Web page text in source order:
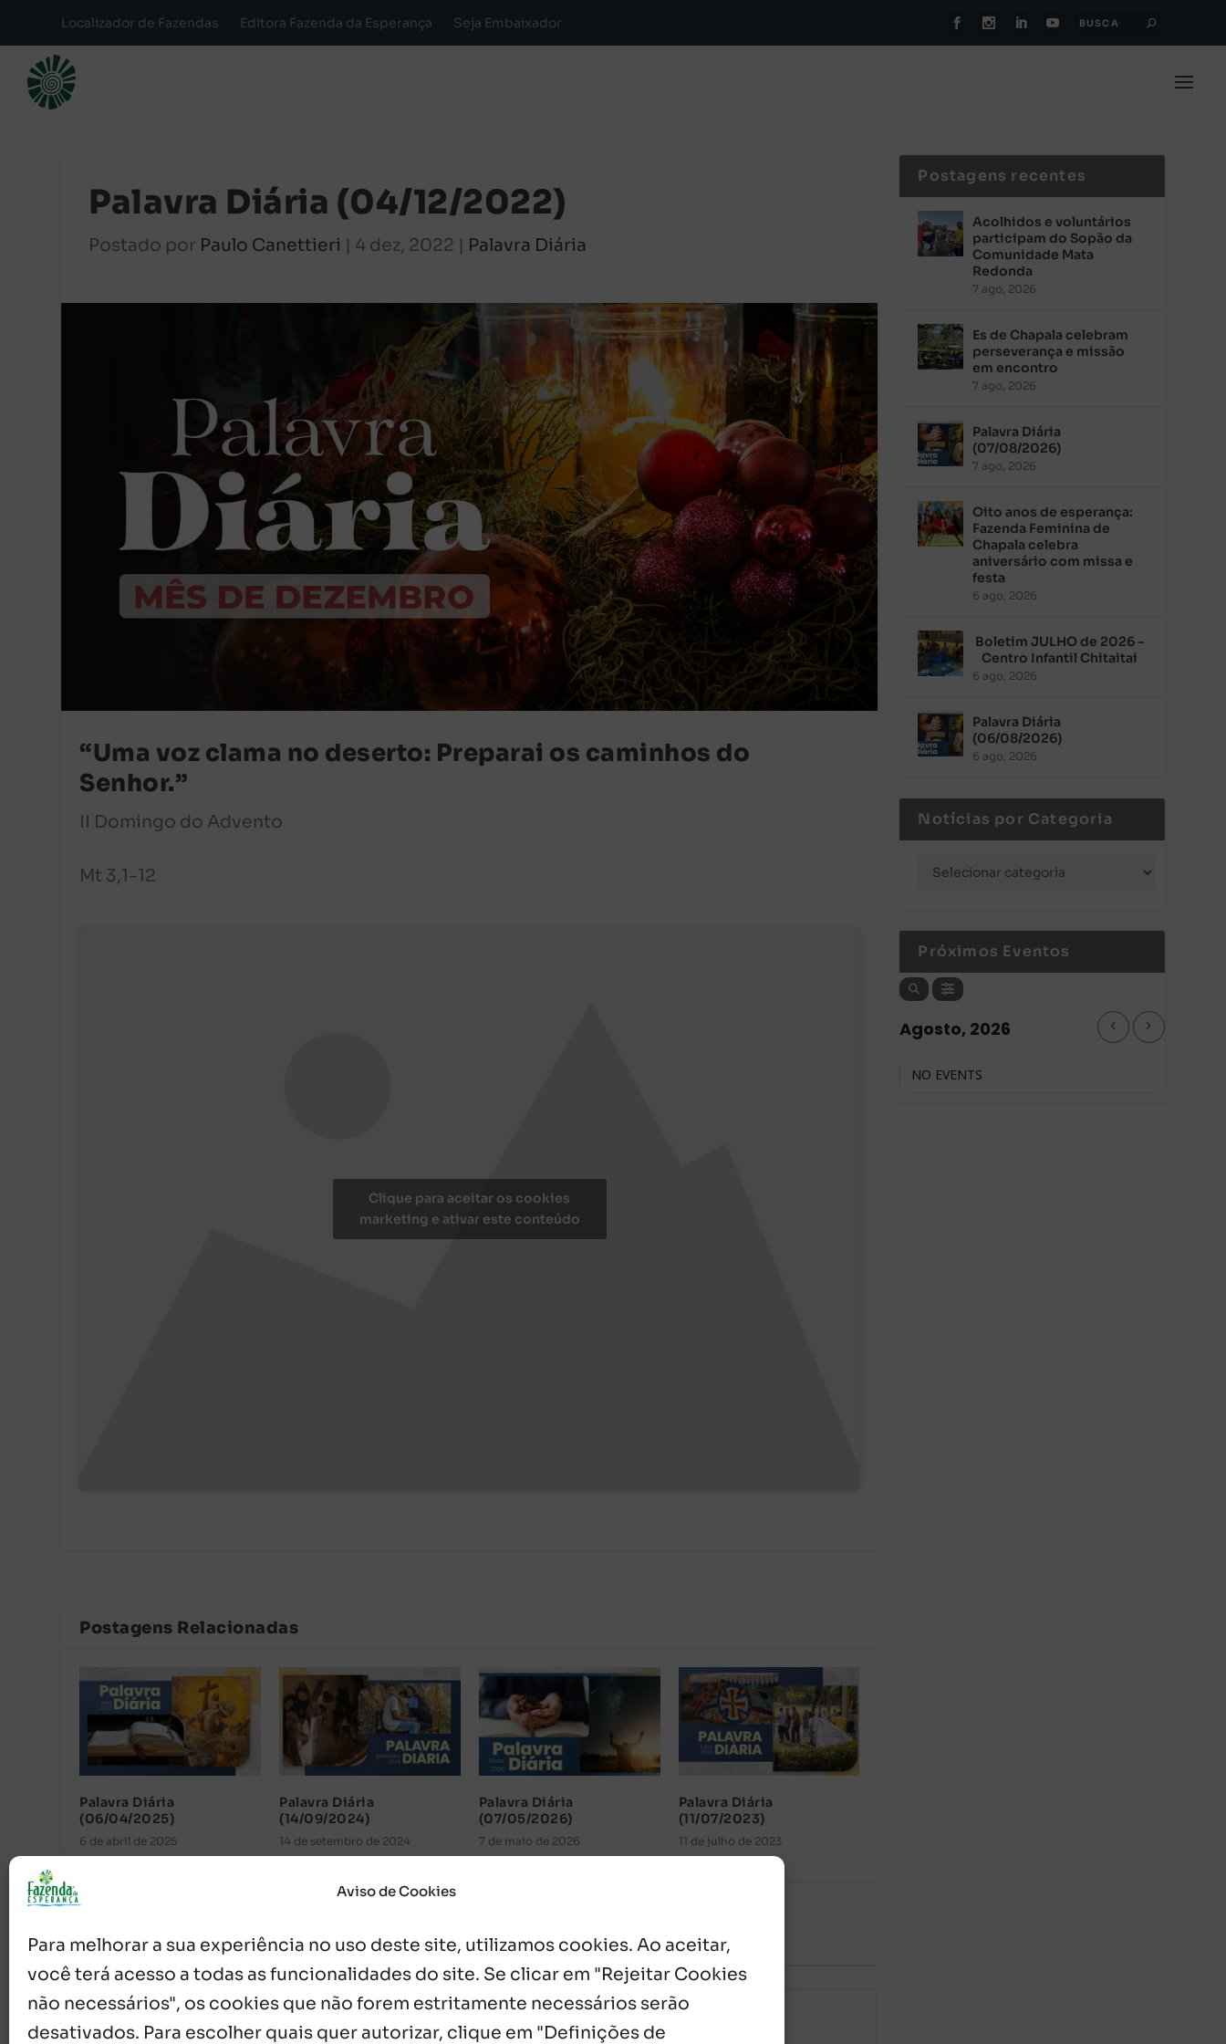
Aviso de Cookies
Para melhorar a sua experiência no uso deste site, utilizamos cookies. Ao aceitar,
você terá acesso a todas as funcionalidades do site. Se clicar em "Rejeitar Cookies
não necessários", os cookies que não forem estritamente necessários serão
desativados. Para escolher quais quer autorizar, clique em "Definições de
Localizador de Fazendas Editora Fazenda da Esperança Seja Embaixador
Palavra Diária (04/12/2022)
Postado por Paulo Canettieri | 4 dez, 2022 | Palavra Diária
“Uma voz clama no deserto: Preparai os caminhos do
Senhor.”
II Domingo do Advento
Mt 3,1-12
Clique para aceitar os cookies
marketing e ativar este conteúdo
Postagens Relacionadas
Palavra Diária
(06/04/2025)
6 de abril de 2025
Palavra Diária
(14/09/2024)
14 de setembro de 2024
Palavra Diária
(07/05/2026)
7 de maio de 2026
Palavra Diária
(11/07/2023)
11 de julho de 2023
Postagens recentes
Acolhidos e voluntários
participam do Sopão da
Comunidade Mata
Redonda
7 ago, 2026
Es de Chapala celebram
perseverança e missão
em encontro
7 ago, 2026
Palavra Diária
(07/08/2026)
7 ago, 2026
Oito anos de esperança:
Fazenda Feminina de
Chapala celebra
aniversário com missa e
festa
6 ago, 2026
Boletim JULHO de 2026 –
Centro Infantil Chitaitai
6 ago, 2026
Palavra Diária
(06/08/2026)
6 ago, 2026
Notícias por Categoria
Próximos Eventos
Agosto, 2026
NO EVENTS